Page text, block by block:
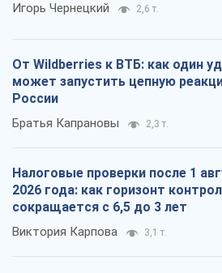
Игорь Чернецкий 2,6 т.
От Wildberries к ВТБ: как один
может запустить цепную
России
Братья Капрановы 2,3 т.
Налоговые проверки после 1
2026 года: как горизонт
сокращается с 6,5 до 3 лет
Виктория Карпова 3,1 т.